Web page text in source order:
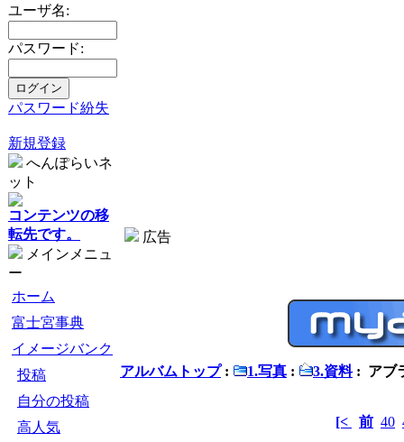
ユーザ名:
パスワード:
パスワード紛失
新規登録
へんぽらいネ
ット
コンテンツの移
転先です。
メインメニュ
ー
ホーム
富士宮事典
イメージバンク
投稿
自分の投稿
高人気
広告
アルバムトップ: 1.写真 : 3.資料: アブ
[< 前 40